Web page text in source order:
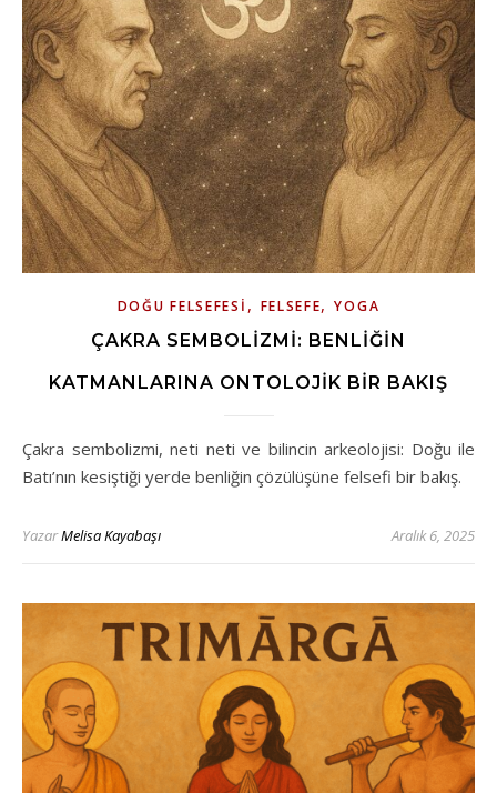
DOĞU FELSEFESI , FELSEFE,YOGA
ÇAKRA SEMBOLIZMI: BENLIĞIN
KATMANLARINA ONTOLOJIK BIR BAKIŞ
Çakra sembolizmi, neti neti ve bilincin arkeolojisi: Doğu ile
Batı’nın kesiştiği yerde benliğin çözülüşüne felsefi bir bakış.
YazarMelisa Kayabaşı Aralık 6, 2025